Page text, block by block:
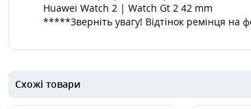
Huawei Watch 2 | Watch Gt 2 42 mm
*****Зверніть увагу! Відтінок ремінця на
Схожі товари